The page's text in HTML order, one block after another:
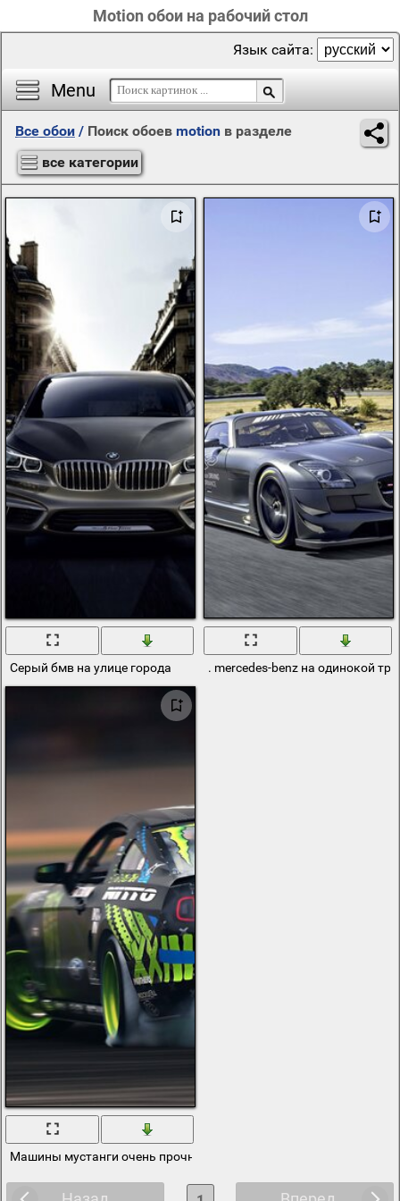
Motion обои на рабочий стол
Menu
Язык сайта:
Все обои / Поиск обоев motion в разделе
все категории
Серый бмв на улице города . mercedes-benz на одинокой
Машины мустанги очень прочна и красива